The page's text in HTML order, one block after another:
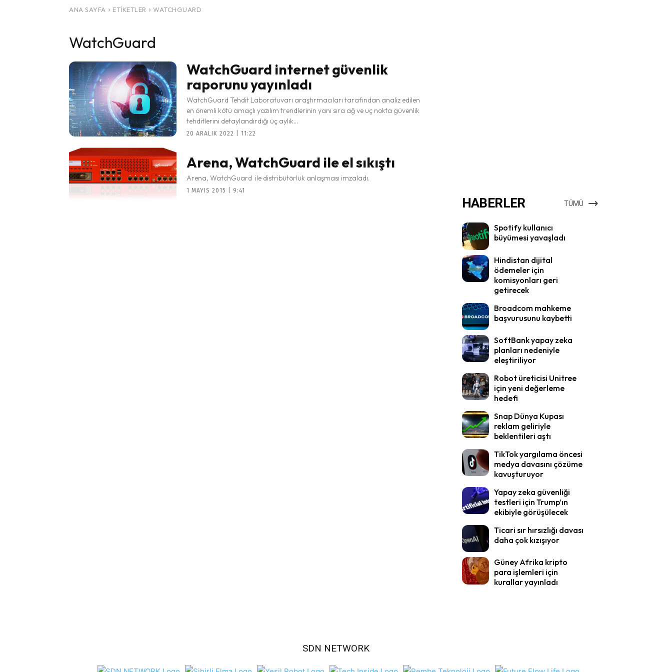
ANA SAYFA ETIKETLER WATCHGUARD
WatchGuard
WatchGuard internet güvenlik
raporunu yayınladı
WatchGuard Tehdit Laboratuvarı araştırmacıları tarafından analiz edilen
en önemli kötü amaçlı yazılım trendlerinin yanı sıra ağ ve uç nokta güvenlik
tehditlerini detaylandırdığı üç aylık...
20 ARALIK 2022 | 11:22
Arena, WatchGuard ile el sıkıştı
Arena, WatchGuard ile distribütörlük anlaşması imzaladı.
1 MAYIS 2015 | 9:41
HABERLER TÜMÜ
Spotify kullanıcı
büyümesi yavaşladı
Hindistan dijital
ödemeler için
komisyonları geri
getirecek
Broadcom mahkeme
başvurusunu kaybetti
SoftBank yapay zeka
planları nedeniyle
eleştiriliyor
Robot üreticisi Unitree
için yeni değerleme
hedefi
Snap Dünya Kupası
reklam geliriyle
beklentileri aştı
TikTok yargılama öncesi
medya davasını çözüme
kavuşturuyor
Yapay zeka güvenliği
testleri için Trump’ın
ekibiyle görüşülecek
Ticari sır hırsızlığı davası
daha çok kızışıyor
Güney Afrika kripto
para işlemleri için
kurallar yayınladı
SDN NETWORK